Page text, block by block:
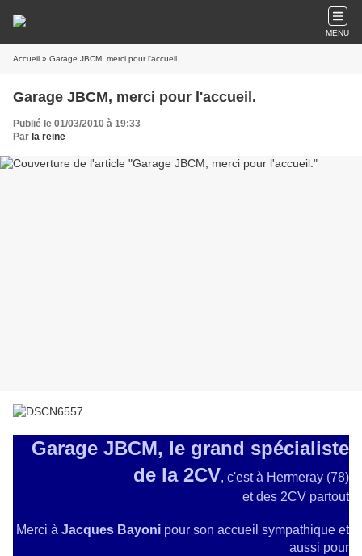
MENU
Accueil » Garage JBCM, merci pour l'accueil.
Garage JBCM, merci pour l'accueil.
Publié le 01/03/2010 à 19:33
Par la reine
Garage JBCM, le grand spécialiste
de la 2CV, c'est à Hermeray (78)
et des 2CV partout
Merci à Jacques Bayoni pour son accueil sympathique et
aussi pour